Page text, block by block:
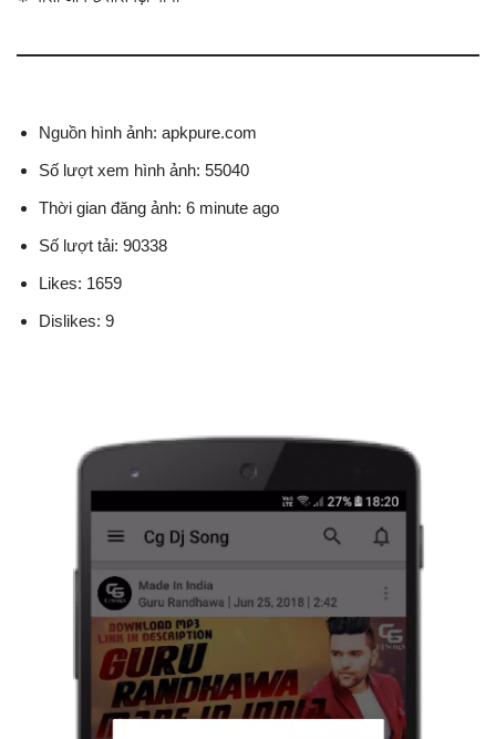
Nguồn hình ảnh: apkpure.com
Số lượt xem hình ảnh: 55040
Thời gian đăng ảnh: 6 minute ago
Số lượt tải: 90338
Likes: 1659
Dislikes: 9